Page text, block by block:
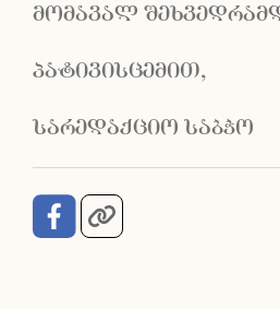
მომავალ
პატივისცემით,
სარედაქციო საბჭო